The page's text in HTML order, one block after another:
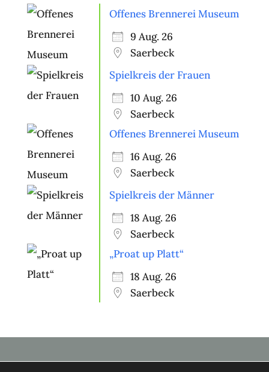
Offenes Brennerei Museum
9 Aug. 26
Saerbeck
Spielkreis der Frauen
10 Aug. 26
Saerbeck
Offenes Brennerei Museum
16 Aug. 26
Saerbeck
Spielkreis der Männer
18 Aug. 26
Saerbeck
„Proat up Platt“
18 Aug. 26
Saerbeck